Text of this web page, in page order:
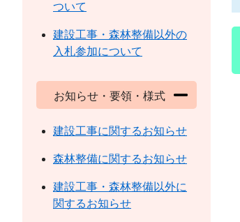
ついて
建設工事・森林整備以外の
入札参加について
お知らせ・要領・様式
建設工事に関するお知らせ
森林整備に関するお知らせ
建設工事・森林整備以外に
関するお知らせ